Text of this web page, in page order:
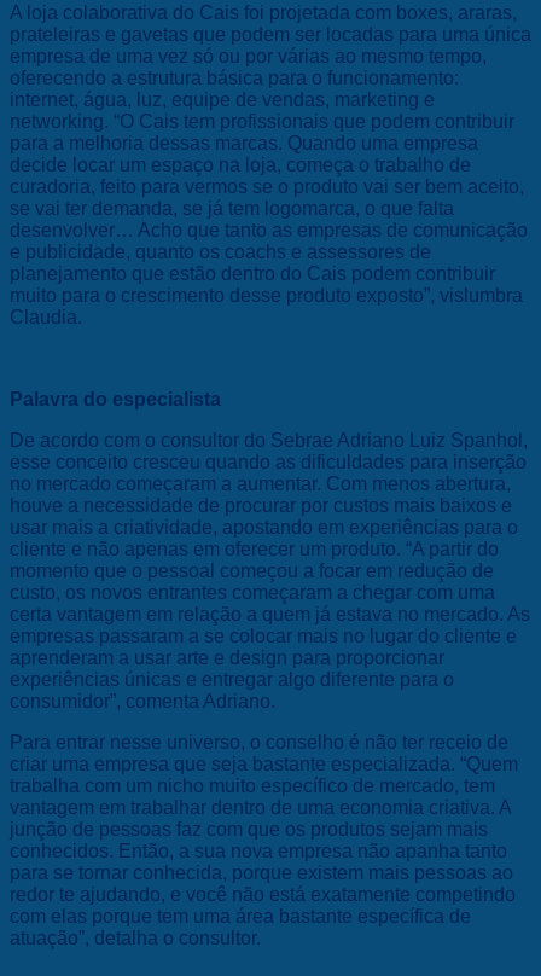
A loja colaborativa do Cais foi projetada com boxes, araras,
prateleiras e gavetas que podem ser locadas para uma única
empresa de uma vez só ou por várias ao mesmo tempo,
oferecendo a estrutura básica para o funcionamento:
internet, água, luz, equipe de vendas, marketing e
networking. “O Cais tem profissionais que podem contribuir
para a melhoria dessas marcas. Quando uma empresa
decide locar um espaço na loja, começa o trabalho de
curadoria, feito para vermos se o produto vai ser bem aceito,
se vai ter demanda, se já tem logomarca, o que falta
desenvolver… Acho que tanto as empresas de comunicação
e publicidade, quanto os coachs e assessores de
planejamento que estão dentro do Cais podem contribuir
muito para o crescimento desse produto exposto”, vislumbra
Claudia.
Palavra do especialista
De acordo com o consultor do Sebrae Adriano Luiz Spanhol,
esse conceito cresceu quando as dificuldades para inserção
no mercado começaram a aumentar. Com menos abertura,
houve a necessidade de procurar por custos mais baixos e
usar mais a criatividade, apostando em experiências para o
cliente e não apenas em oferecer um produto. “A partir do
momento que o pessoal começou a focar em redução de
custo, os novos entrantes começaram a chegar com uma
certa vantagem em relação a quem já estava no mercado. As
empresas passaram a se colocar mais no lugar do cliente e
aprenderam a usar arte e design para proporcionar
experiências únicas e entregar algo diferente para o
consumidor”, comenta Adriano.
Para entrar nesse universo, o conselho é não ter receio de
criar uma empresa que seja bastante especializada. “Quem
trabalha com um nicho muito específico de mercado, tem
vantagem em trabalhar dentro de uma economia criativa. A
junção de pessoas faz com que os produtos sejam mais
conhecidos. Então, a sua nova empresa não apanha tanto
para se tornar conhecida, porque existem mais pessoas ao
redor te ajudando, e você não está exatamente competindo
com elas porque tem uma área bastante específica de
atuação”, detalha o consultor.